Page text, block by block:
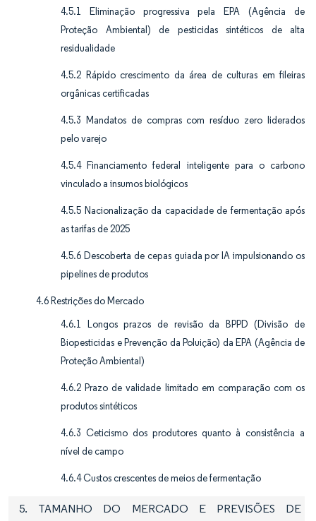
4.5.1 Eliminação progressiva pela EPA (Agência de
Proteção Ambiental) de pesticidas sintéticos de alta
residualidade
4.5.2 Rápido crescimento da área de culturas em fileiras
orgânicas certificadas
4.5.3 Mandatos de compras com resíduo zero liderados
pelo varejo
4.5.4 Financiamento federal inteligente para o carbono
vinculado a insumos biológicos
4.5.5 Nacionalização da capacidade de fermentação após
as tarifas de 2025
4.5.6 Descoberta de cepas guiada por IA impulsionando os
pipelines de produtos
4.6 Restrições do Mercado
4.6.1 Longos prazos de revisão da BPPD (Divisão de
Biopesticidas e Prevenção da Poluição) da EPA (Agência de
Proteção Ambiental)
4.6.2 Prazo de validade limitado em comparação com os
produtos sintéticos
4.6.3 Ceticismo dos produtores quanto à consistência a
nível de campo
4.6.4 Custos crescentes de meios de fermentação
5. TAMANHO DO MERCADO E PREVISÕES DE